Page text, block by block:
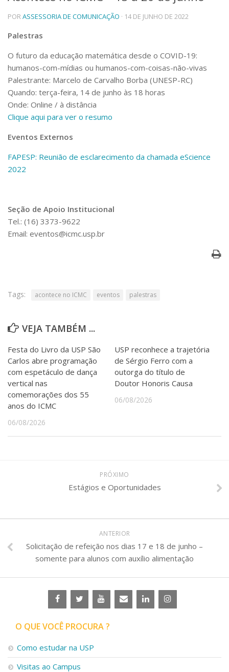
Pessoas
Ensino
Graduação
Pós-Graduação
Educação a distância
Cursos de Extensão
Pesquisa e Inovação
Linhas de Pesquisa
Centros, Núcleos e Projetos em Rede
Pós-doutorado
Transferência de Tecnologia
Artes, Cultura e Esportes
Museus e Espaços Interativos
Serviços
Outros serviços
Assessorias e Mídias
Aplicativos e Sites
Agenda de Eventos
Defesa de Teses
PORASSESSORIA DE COMUNICAÇÃO · 14 DE JUNHO DE 2022
Palestras
O futuro da educação matemática desde o COVID-19:
humanos-com-mídias ou humanos-com-coisas-não-vivas
Palestrante: Marcelo de Carvalho Borba (UNESP-RC)
Quando: terça-feira, 14 de junho às 18 horas
Onde: Online / à distância
Clique aqui para ver o resumo
Eventos Externos
FAPESP: Reunião de esclarecimento da chamada eScience
2022
Seção de Apoio Institucional
Tel.: (16) 3373-9622
Email: eventos@icmc.usp.br
Tags: acontece no ICMC eventos palestras
VEJA TAMBÉM ...
Festa do Livro da USP São
Carlos abre programação
com espetáculo de dança
vertical nas
comemorações dos 55
anos do ICMC
06/08/2026
USP reconhece a trajetória
de Sérgio Ferro com a
outorga do título de
Doutor Honoris Causa
06/08/2026
PRÓXIMO
Estágios e Oportunidades
ANTERIOR
Solicitação de refeição nos dias 17 e 18 de junho –
somente para alunos com auxílio alimentação
O QUE VOCÊ PROCURA ?
Como estudar na USP
Visitas ao Campus